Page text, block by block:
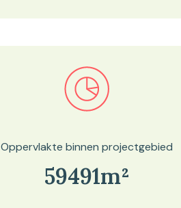
Bekijk in onze kaartviewer
Oppervlakte binnen projectgebied
59491m²